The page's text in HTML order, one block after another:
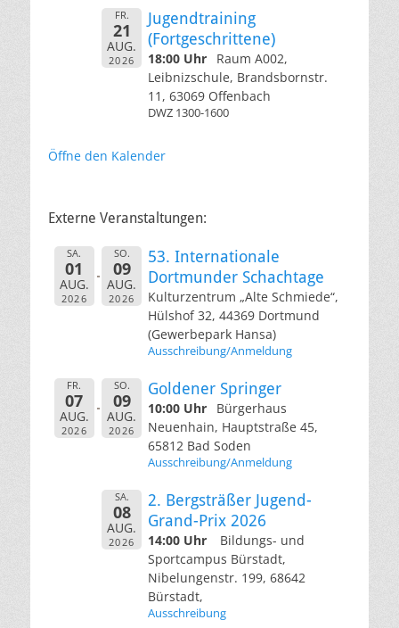
FR.
21
AUG.
2026
Jugendtraining
(Fortgeschrittene)
18:00 Uhr
Raum A002,
Leibnizschule, Brandsbornstr.
11, 63069 Offenbach
DWZ 1300-1600
Öffne den Kalender
Externe Veranstaltungen:
SA.
01
AUG.
2026
SO.
09
AUG.
2026
53. Internationale
Dortmunder Schachtage
Kulturzentrum „Alte Schmiede“,
Hülshof 32, 44369 Dortmund
(Gewerbepark Hansa)
Ausschreibung/Anmeldung
FR.
07
AUG.
2026
SO.
09
AUG.
2026
Goldener Springer
10:00 Uhr
Bürgerhaus
Neuenhain, Hauptstraße 45,
65812 Bad Soden
Ausschreibung/Anmeldung
SA.
08
AUG.
2026
2. Bergsträßer Jugend-
Grand-Prix 2026
14:00 Uhr
Bildungs- und
Sportcampus Bürstadt,
Nibelungenstr. 199, 68642
Bürstadt,
Ausschreibung